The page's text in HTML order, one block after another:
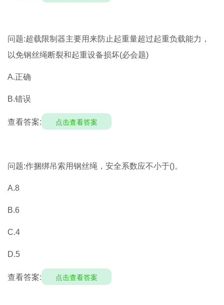
问题:超载限制器主要用来防止起重量超过起重负载能力，
以免钢丝绳断裂和起重设备损坏(必会题)
A.正确
B.错误
查看答案: 点击查看答案
问题:作捆绑吊索用钢丝绳，安全系数应不小于()。
A.8
B.6
C.4
D.5
查看答案: 点击查看答案